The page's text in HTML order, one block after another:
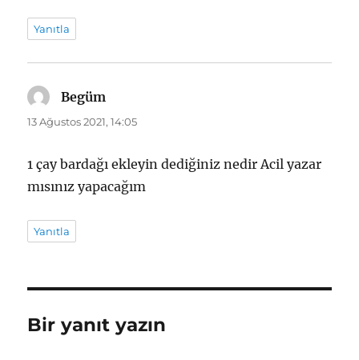
Yanıtla
Begüm
ki:
13 Ağustos 2021, 14:05
1 çay bardağı ekleyin dediğiniz nedir Acil yazar
mısınız yapacağım
Yanıtla
Bir yanıt yazın